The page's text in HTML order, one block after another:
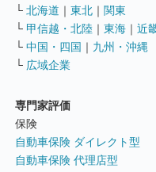
└ 北海道 ｜ 東北 ｜ 関東
└ 甲信越・北陸 ｜ 東海 ｜ 近
└ 中国・四国 ｜ 九州・沖縄
└ 広域企業
専門家評価
保険
自動車保険 ダイレクト型
自動車保険 代理店型